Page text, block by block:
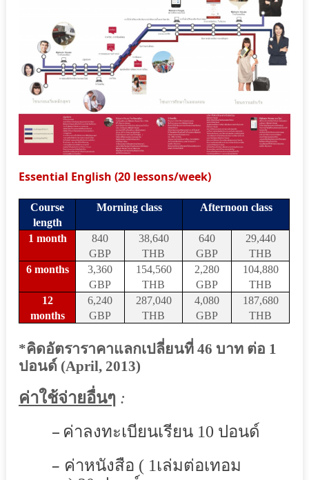
Essential English (20 lessons/week)
Course
length
Morning class Afternoon class
1 month
840
GBP
38,640
THB
640
GBP
29,440
THB
6 months
3,360
GBP
154,560
THB
2,280
GBP
104,880
THB
12
months
6,240
GBP
287,040
THB
4,080
GBP
187,680
THB
*คิดอัตราราคาแลกเปลี่ยนที่ 46 บาท ต่อ 1
ปอนด์ (April, 2013)
ค่าใช้จ่ายอื่นๆ :
– ค่าลงทะเบียนเรียน 10 ปอนด์
– ค่าหนังสือ ( 1 เล่มต่อเทอม